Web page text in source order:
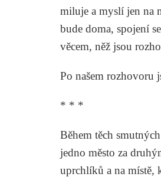
miluje a myslí jen na
bude doma, spojení
věcem, něž jsou
Po našem rozhovoru
* * *
Během těch
jedno město za
uprchlíků a na místě,